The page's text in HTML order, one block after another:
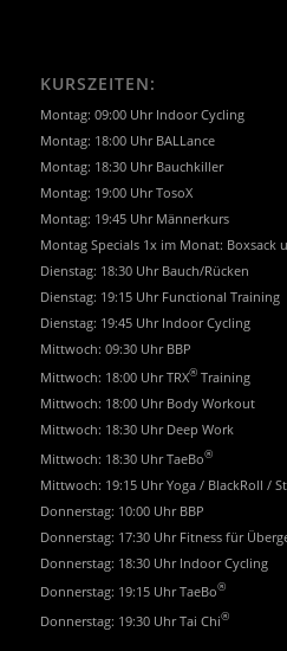
KURSZEITEN:
Montag: 09:00 Uhr Indoor Cycling
Montag: 18:00 Uhr BALLance
Montag: 18:30 Uhr Bauchkiller
Montag: 19:00 Uhr TosoX
Montag: 19:45 Uhr Männerkurs
Montag Specials 1x im Monat: Boxsack
Dienstag: 18:30 Uhr Bauch/Rücken
Dienstag: 19:15 Uhr Functional Training
Dienstag: 19:45 Uhr Indoor Cycling
Mittwoch: 09:30 Uhr BBP
Mittwoch: 18:00 Uhr TRX®Training
Mittwoch: 18:00 Uhr Body Workout
Mittwoch: 18:30 Uhr Deep Work
Mittwoch: 18:30 Uhr TaeBo®
Mittwoch: 19:15 Uhr Yoga / BlackRoll /
Donnerstag: 10:00 Uhr BBP
Donnerstag: 17:30 Uhr Fitness für
Donnerstag: 18:30 Uhr Indoor Cycling
Donnerstag: 19:15 Uhr TaeBo®
Donnerstag: 19:30 Uhr Tai Chi®